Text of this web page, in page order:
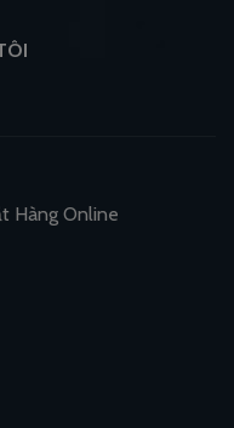
Hàng Online